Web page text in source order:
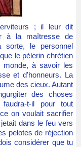
; il leur dit
à la maîtresse de
sorte, le personnel
le pèlerin chrétien
à savoir les
et d'honneurs. La
des cieux. Autant
des choses
t-il pour tout
on voulait sacrifier
dans le feu vers
pelotes de réjection
considérer que tu